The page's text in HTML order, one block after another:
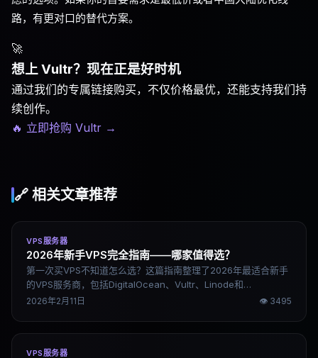
路，有更对口的替代方案。
🚀
想上 Vultr？现在正是好时机
通过我们的专属链接购买，不仅价格最优，还能支持我们持
续创作。
🔥 立即抢购 Vultr →
🔗 相关文章推荐
VPS服务器
2026年新手VPS完全指南——哪家值得选？
第一次买VPS不知道怎么选？这篇指南整理了2026年最适合新手
的VPS服务商，包括DigitalOcean、Vultr、Linode和
Kamatera，附真实优缺点和建站入门步骤。
2026年2月11日 👁 3495
VPS服务器